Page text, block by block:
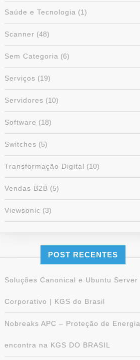
Saúde e Tecnologia (1)
Scanner (48)
Sem Categoria (6)
Serviços (19)
Servidores (10)
Software (18)
Switches (5)
Transformação Digital (10)
Vendas B2B (5)
Viewsonic (3)
POST RECENTES
Soluções Canonical e Ubuntu Server
Corporativo | KGS do Brasil
Nobreaks APC – Proteção de Energia,
encontra na KGS DO BRASIL